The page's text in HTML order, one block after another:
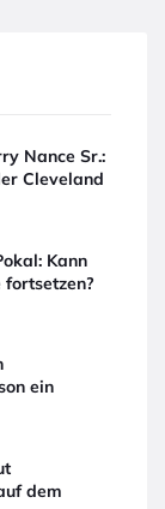
Nance Sr.:
Cleveland
Kann
ein
dem